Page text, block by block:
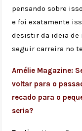
pensando sobre
e foi exatamente
desistir da ideia de
seguir carreira no
Amélie Magazine:
voltar para o
recado para o
seria?